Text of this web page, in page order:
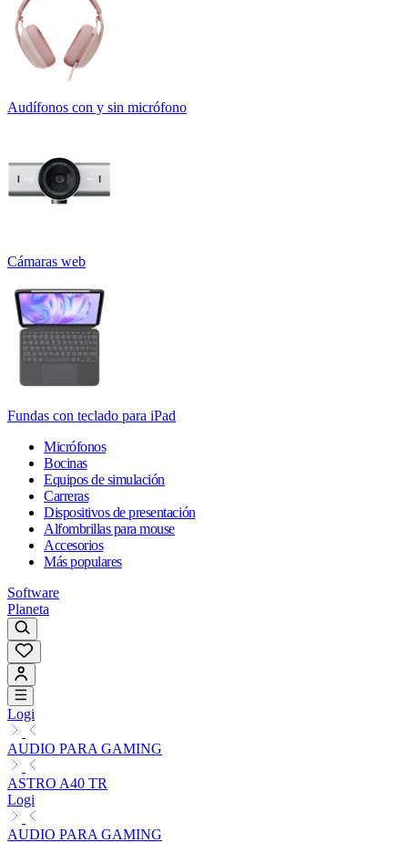
Audífonos con y sin micrófono
Cámaras web
Fundas con teclado para iPad
Micrófonos
Bocinas
Equipos de simulación
Carreras
Dispositivos de presentación
Alfombrillas para mouse
Accesorios
Más populares
Software
Planeta
Logi
AUDIO PARA GAMING
ASTRO A40 TR
Logi
AUDIO PARA GAMING